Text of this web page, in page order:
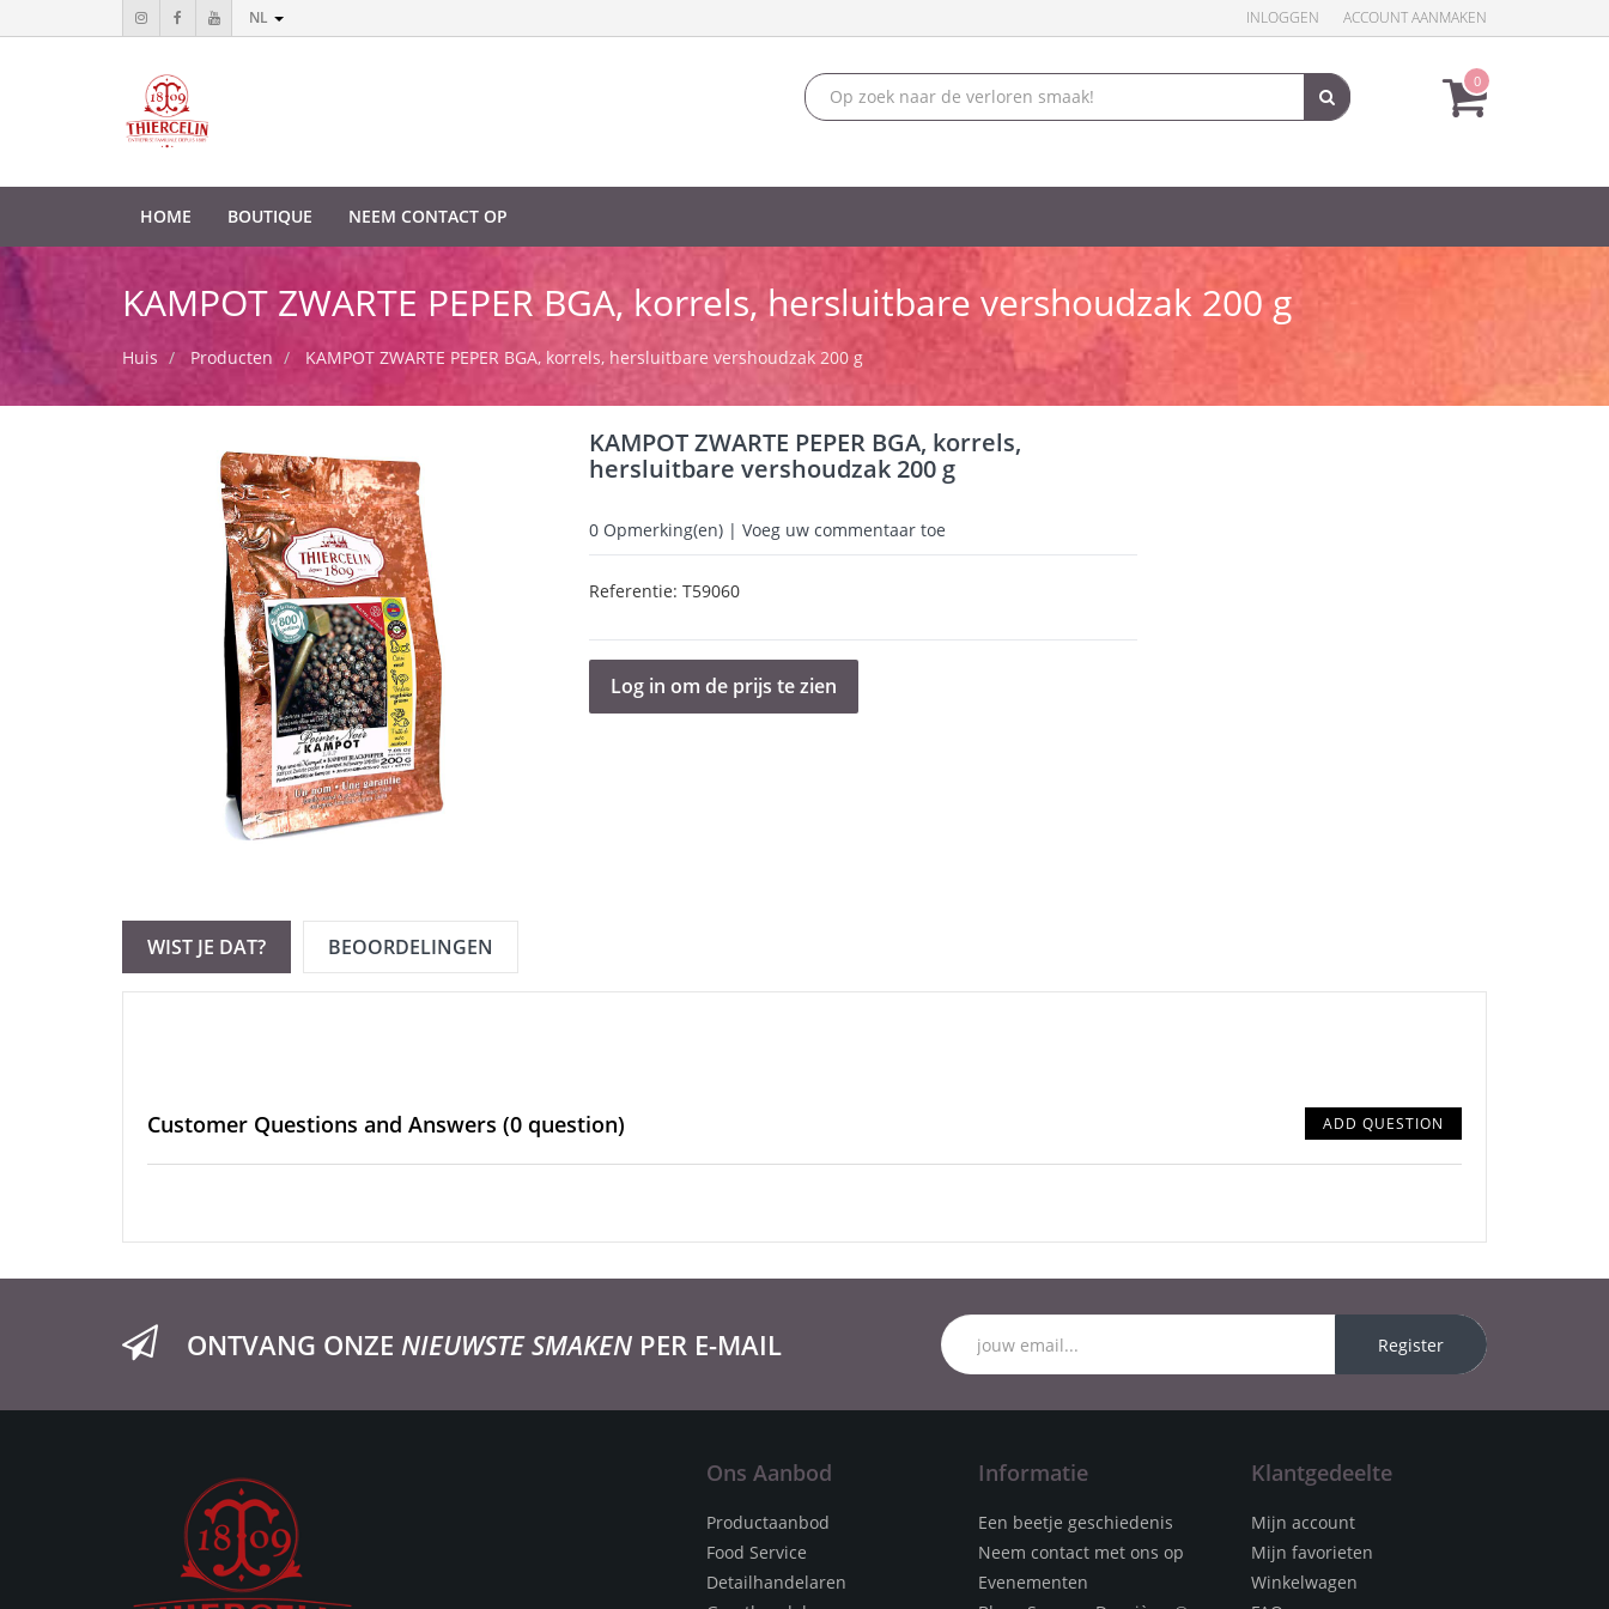
NL INLOGGEN ACCOUNT AANMAKEN
0
HOME BOUTIQUE NEEM CONTACT OP
KAMPOT ZWARTE PEPER BGA, korrels, hersluitbare vershoudzak 200 g
Huis Producten KAMPOT ZWARTE PEPER BGA, korrels, hersluitbare vershoudzak 200 g
KAMPOT ZWARTE PEPER BGA, korrels,
hersluitbare vershoudzak 200 g
0 Opmerking(en) | Voeg uw commentaar toe
Referentie: T59060
Log in om de prijs te zien
WIST JE DAT? BEOORDELINGEN
Customer Questions and Answers (0 question) ADD QUESTION
ONTVANG ONZE NIEUWSTE SMAKEN PER E-MAIL Register
Ons Aanbod
Productaanbod
Food Service
Detailhandelaren
Informatie
Een beetje geschiedenis
Neem contact met ons op
Evenementen
Klantgedeelte
Mijn account
Mijn favorieten
Winkelwagen